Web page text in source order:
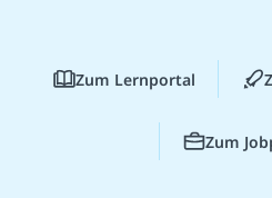
Zum Lernportal
Zum